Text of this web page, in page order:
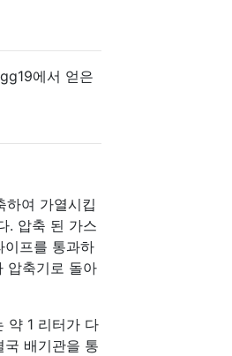
에서 얻은
하여 가열시킵
. 압축 된 가스
이프를 통과하
압축기로 돌아
약 1 리터가 다
배기관을 통